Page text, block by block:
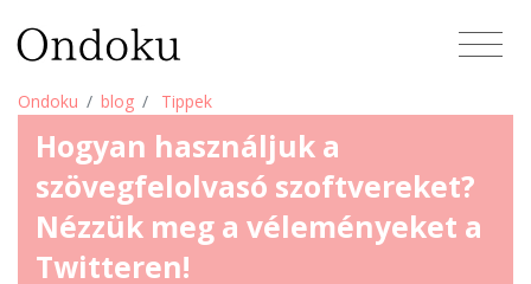
Ondoku blog Tippek
Hogyan használjuk a
szövegfelolvasó szoftvereket?
Nézzük meg a véleményeket a
Twitteren!